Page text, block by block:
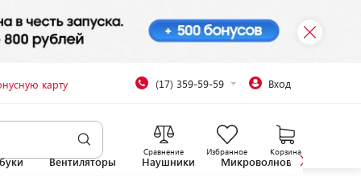
карту (17) 359-59-59 Вход
Сравнение Избранное Корзина
Вентиляторы Наушники Микроволновые печи